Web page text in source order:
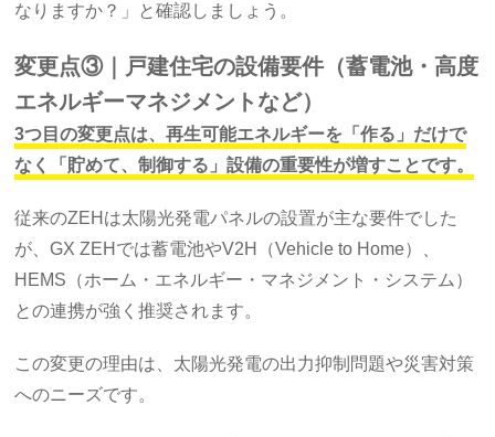
なりますか？」と確認しましょう。
変更点③｜戸建住宅の設備要件（蓄電池・高度
エネルギーマネジメントなど）
3つ目の変更点は、再生可能エネルギーを「作る」だけで
なく「貯めて、制御する」設備の重要性が増すことです。
従来のZEHは太陽光発電パネルの設置が主な要件でした
が、GX ZEHでは蓄電池やV2H（Vehicle to Home）、
HEMS（ホーム・エネルギー・マネジメント・システム）
との連携が強く推奨されます。
この変更の理由は、太陽光発電の出力抑制問題や災害対策
へのニーズです。